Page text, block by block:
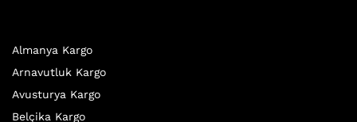
Almanya Kargo
Arnavutluk Kargo
Avusturya Kargo
Belçika Kargo